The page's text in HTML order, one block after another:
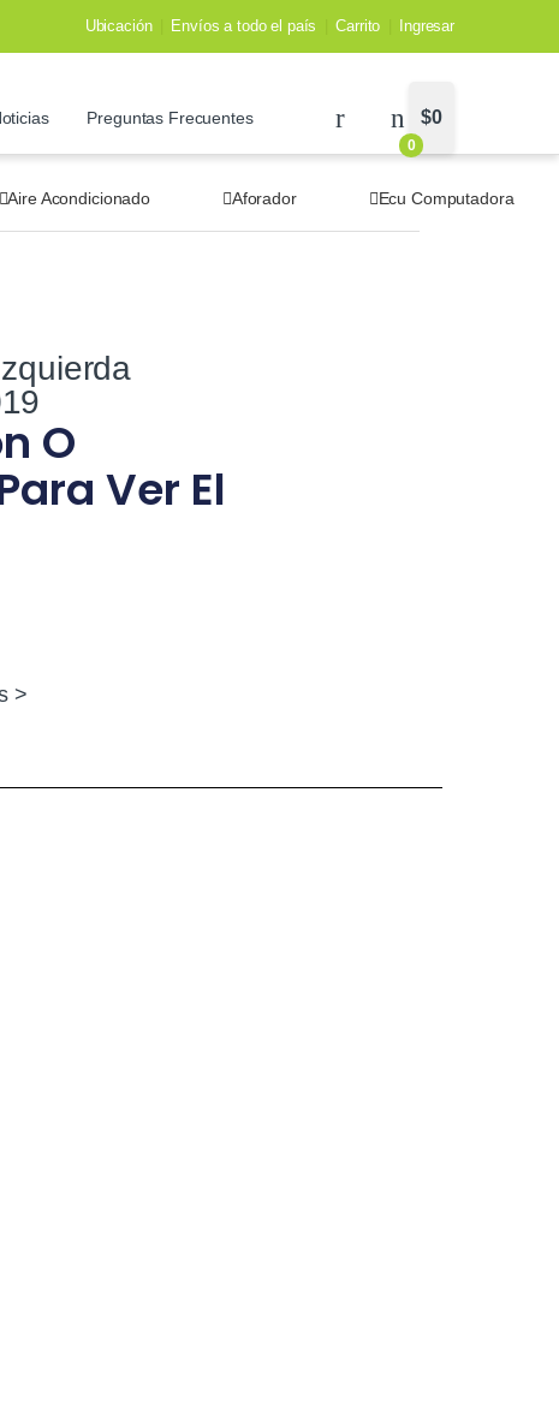
Ubicación Envíos a todo el país Carrito Ingresar
Preguntas Frecuentes
0
$0
Aire Acondicionado Aforador Ecu Computadora
O
Ver El
>